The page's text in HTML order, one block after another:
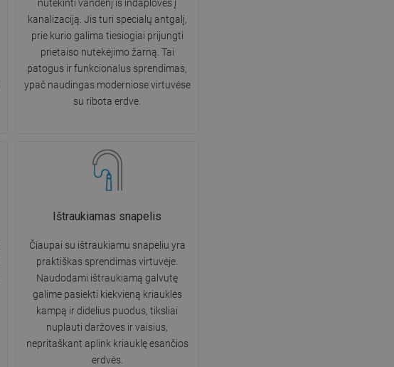
nutekinti vandenį iš indaplovės į
kanalizaciją. Jis turi specialų antgalį,
prie kurio galima tiesiogiai prijungti
prietaiso nutekėjimo žarną. Tai
patogus ir funkcionalus sprendimas,
ypač naudingas moderniose virtuvėse
su ribota erdve.
Ištraukiamas snapelis
Čiaupai su ištraukiamu snapeliu yra
praktiškas sprendimas virtuvėje.
Naudodami ištraukiamą galvutę
galime pasiekti kiekvieną kriauklės
kampą ir didelius puodus, tiksliai
nuplauti daržoves ir vaisius,
nepritaškant aplink kriauklę esančios
erdvės.
SWEDISH
FINNISH
PORTUGUESE